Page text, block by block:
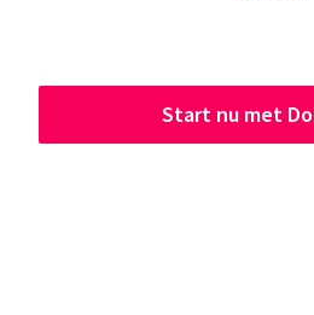
Start nu met